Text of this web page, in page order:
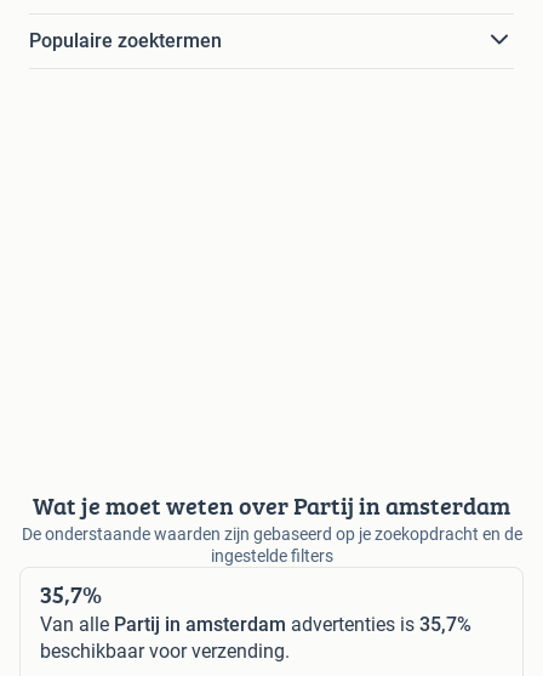
Populaire zoektermen
Wat je moet weten over Partij in amsterdam
De onderstaande waarden zijn gebaseerd op je zoekopdracht en de
ingestelde filters
35,7%
Van alle Partij in amsterdam advertenties is 35,7%
beschikbaar voor verzending.